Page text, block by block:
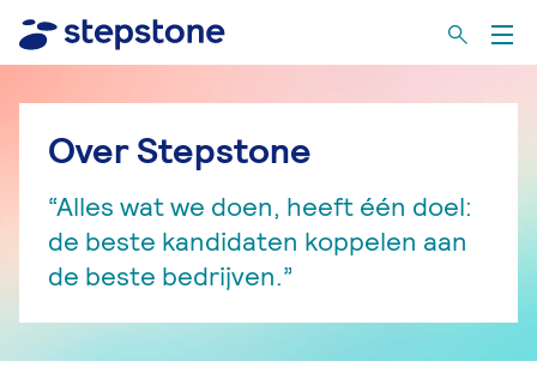
Over Stepstone
“Alles wat we doen, heeft één doel:
de beste kandidaten koppelen aan
de beste bedrijven.”